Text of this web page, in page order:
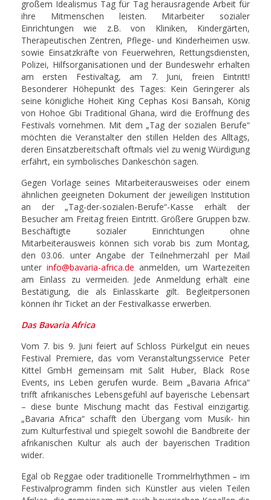
großem Idealismus Tag für Tag herausragende Arbeit für
ihre Mitmenschen leisten. Mitarbeiter sozialer
Einrichtungen wie z.B. von Kliniken, Kindergärten,
Therapeutischen Zentren, Pflege- und Kinderheimen usw.
sowie Einsatzkräfte von Feuerwehren, Rettungsdiensten,
Polizei, Hilfsorganisationen und der Bundeswehr erhalten
am ersten Festivaltag, am 7. Juni, freien Eintritt!
Besonderer Höhepunkt des Tages: Kein Geringerer als
seine königliche Hoheit King Cephas Kosi Bansah, König
von Hohoe Gbi Traditional Ghana, wird die Eröffnung des
Festivals vornehmen. Mit dem „Tag der sozialen Berufe“
möchten die Veranstalter den stillen Helden des Alltags,
deren Einsatzbereitschaft oftmals viel zu wenig Würdigung
erfährt, ein symbolisches Dankeschön sagen.
Gegen Vorlage seines Mitarbeiterausweises oder einem
ähnlichen geeigneten Dokument der jeweiligen Institution
an der „Tag-der-sozialen-Berufe“-Kasse erhält der
Besucher am Freitag freien Eintritt. Größere Gruppen bzw.
Beschäftigte sozialer Einrichtungen ohne
Mitarbeiterausweis können sich vorab bis zum Montag,
den 03.06. unter Angabe der Teilnehmerzahl per Mail
unter info@bavaria-africa.de anmelden, um Wartezeiten
am Einlass zu vermeiden. Jede Anmeldung erhält eine
Bestätigung, die als Einlasskarte gilt. Begleitpersonen
können ihr Ticket an der Festivalkasse erwerben.
Das Bavaria Africa
Vom 7. bis 9. Juni feiert auf Schloss Pürkelgut ein neues
Festival Premiere, das vom Veranstaltungsservice Peter
Kittel GmbH gemeinsam mit Salit Huber, Black Rose
Events, ins Leben gerufen wurde. Beim „Bavaria Africa“
trifft afrikanisches Lebensgefühl auf bayerische Lebensart
– diese bunte Mischung macht das Festival einzigartig.
„Bavaria Africa“ schafft den Übergang vom Musik- hin
zum Kulturfestival und spiegelt sowohl die Bandbreite der
afrikanischen Kultur als auch der bayerischen Tradition
wider.
Egal ob Reggae oder traditionelle Trommelrhythmen – im
Festivalprogramm finden sich Künstler aus vielen Teilen